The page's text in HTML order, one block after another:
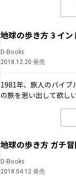
地球の歩き方 3 イン
D-Books
2018.12.20 発売
1981年、旅人のバイ
の旅を思い出して欲し
地球の歩き方 ガチ
D-Books
2018.04.12 発売